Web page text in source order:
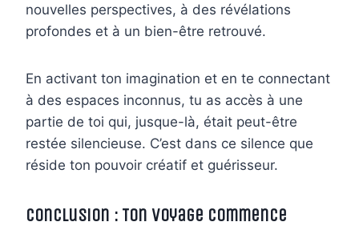
nouvelles perspectives, à des révélations
profondes et à un bien-être retrouvé.
En activant ton imagination et en te connectant
à des espaces inconnus, tu as accès à une
partie de toi qui, jusque-là, était peut-être
restée silencieuse. C’est dans ce silence que
réside ton pouvoir créatif et guérisseur.
Conclusion : Ton Voyage Commence